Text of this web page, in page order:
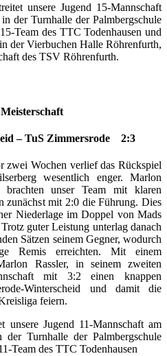
unsere Jugend 15-Mannschaft
der Turnhalle der Palmbergschule
Team des TTC Todenhausen und
der Vierbuchen Halle Röhrenfurth,
des TSV Röhrenfurth.
– TuS Zimmersrode 2:3
zwei Wochen verlief das Rückspiel
wesentlich enger. Marlon
unser Team mit klaren
zunächst mit 2:0 die Führung. Dies
Niederlage im Doppel von Mads
guter Leistung unterlag danach
Sätzen seinem Gegner, wodurch
Remis erreichten. Mit einem
Rassler, in seinem zweiten
mit 3:2 einen knappen
Winterscheid und damit die
feiern.
unsere Jugend 11-Mannschaft am
Turnhalle der Palmbergschule
Team des TTC Todenhausen